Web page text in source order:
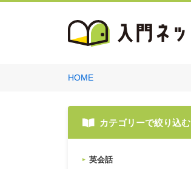
HOME
カテゴリーで絞り込む
英会話